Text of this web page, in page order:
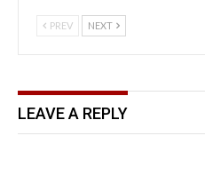
PREV NEXT
LEAVE A REPLY